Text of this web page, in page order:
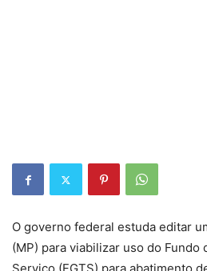
O governo federal estuda editar
(MP) para viabilizar uso do Fundo